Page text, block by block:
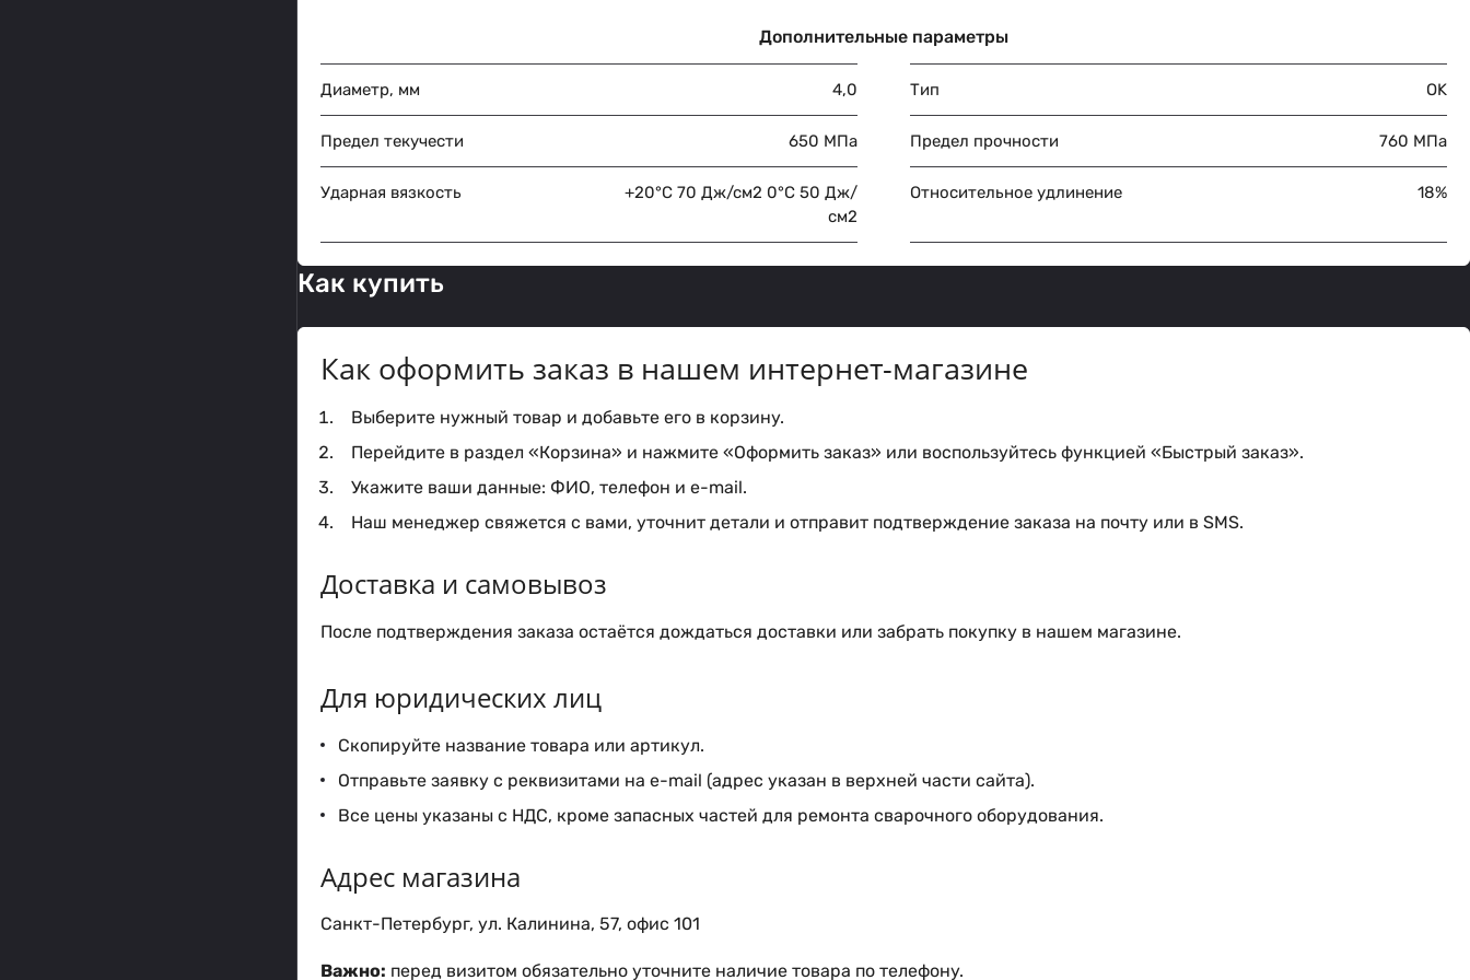
Дополнительные параметры
Диаметр, мм 4,0 Тип OK
Предел текучести 650 МПа Предел прочности 760 МПа
Ударная вязкость
+20°C 70 Дж/см2 0°C 50 Дж/
см2
Относительное удлинение 18%
Как купить
Как оформить заказ в нашем интернет-магазине
Выберите нужный товар и добавьте его в корзину.
Перейдите в раздел «Корзина» и нажмите «Оформить заказ» или воспользуйтесь функцией «Быстрый заказ».
Укажите ваши данные: ФИО, телефон и e-mail.
Наш менеджер свяжется с вами, уточнит детали и отправит подтверждение заказа на почту или в SMS.
Доставка и самовывоз
После подтверждения заказа остаётся дождаться доставки или забрать покупку в нашем магазине.
Для юридических лиц
Скопируйте название товара или артикул.
Отправьте заявку с реквизитами на e-mail (адрес указан в верхней части сайта).
Все цены указаны с НДС, кроме запасных частей для ремонта сварочного оборудования.
Адрес магазина
Санкт-Петербург, ул. Калинина, 57, офис 101
Важно: перед визитом обязательно уточните наличие товара по телефону.